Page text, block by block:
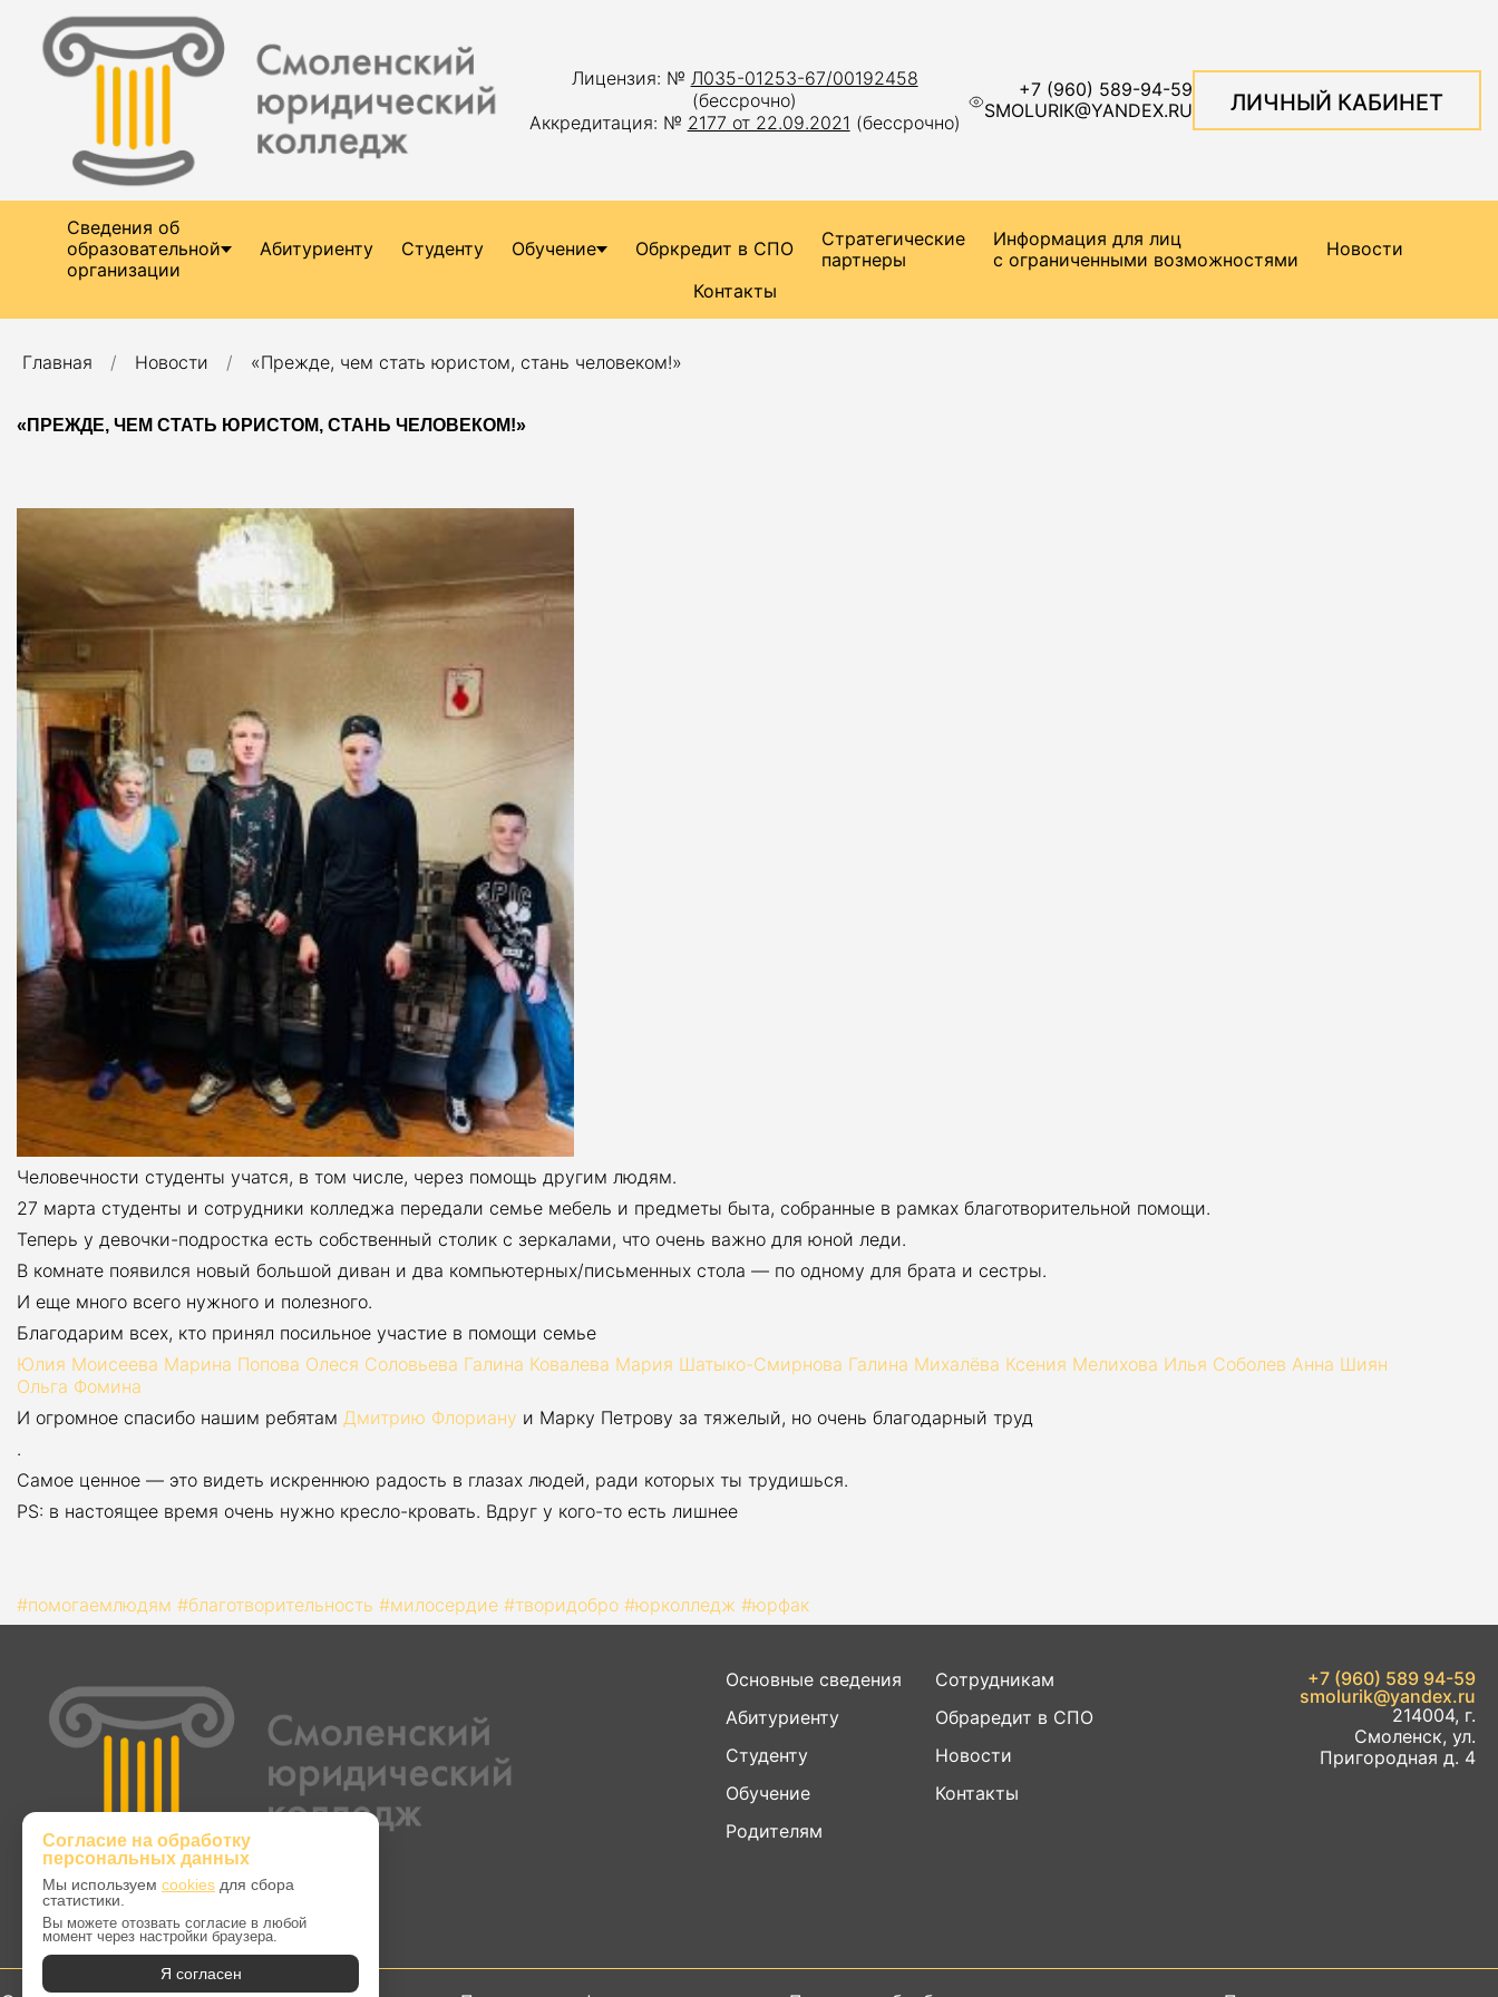
Лицензия: № Л035-01253-67/00192458
(бессрочно)
Аккредитация: № 2177 от 22.09.2021 (бессрочно)
+7 (960) 589-94-59
SMOLURIK@YANDEX.RU
ЛИЧНЫЙ КАБИНЕТ
Сведения об
образовательной
организации
Абитуриенту Студенту Обучение Обркредит в СПО
Стратегические
партнеры
Информация для лиц
с ограниченными возможностями
Новости
Контакты
Главная Новости «Прежде, чем стать юристом, стань человеком!»
«ПРЕЖДЕ, ЧЕМ СТАТЬ ЮРИСТОМ, СТАНЬ ЧЕЛОВЕКОМ!»
Человечности студенты учатся, в том числе, через помощь другим людям.
27 марта студенты и сотрудники колледжа передали семье мебель и предметы быта, собранные в рамках благотворительной помощи.
Теперь у девочки-подростка есть собственный столик с зеркалами, что очень важно для юной леди.
В комнате появился новый большой диван и два компьютерных/письменных стола — по одному для брата и сестры.
И еще много всего нужного и полезного.
Благодарим всех, кто принял посильное участие в помощи семье
Юлия Моисеева Марина Попова Олеся Соловьева Галина Ковалева Мария Шатыко-Смирнова Галина Михалёва Ксения Мелихова Илья Соболев Анна Шиян
Ольга Фомина
И огромное спасибо нашим ребятам Дмитрию Флориану и Марку Петрову за тяжелый, но очень благодарный труд
.
Самое ценное — это видеть искреннюю радость в глазах людей, ради которых ты трудишься.
PS: в настоящее время очень нужно кресло-кровать. Вдруг у кого-то есть лишнее
#помогаемлюдям #благотворительность #милосердие #творидобро #юрколледж #юрфак
Основные сведения
Абитуриенту
Студенту
Обучение
Родителям
Сотрудникам
Обраредит в СПО
Новости
Контакты
+7 (960) 589 94-59
smolurik@yandex.ru
214004, г.
Смоленск, ул.
Пригородная д. 4
Согласие на обработку
персональных данных
Мы используем cookies для сбора
статистики.
Вы можете отозвать согласие в любой
момент через настройки браузера.
Я согласен